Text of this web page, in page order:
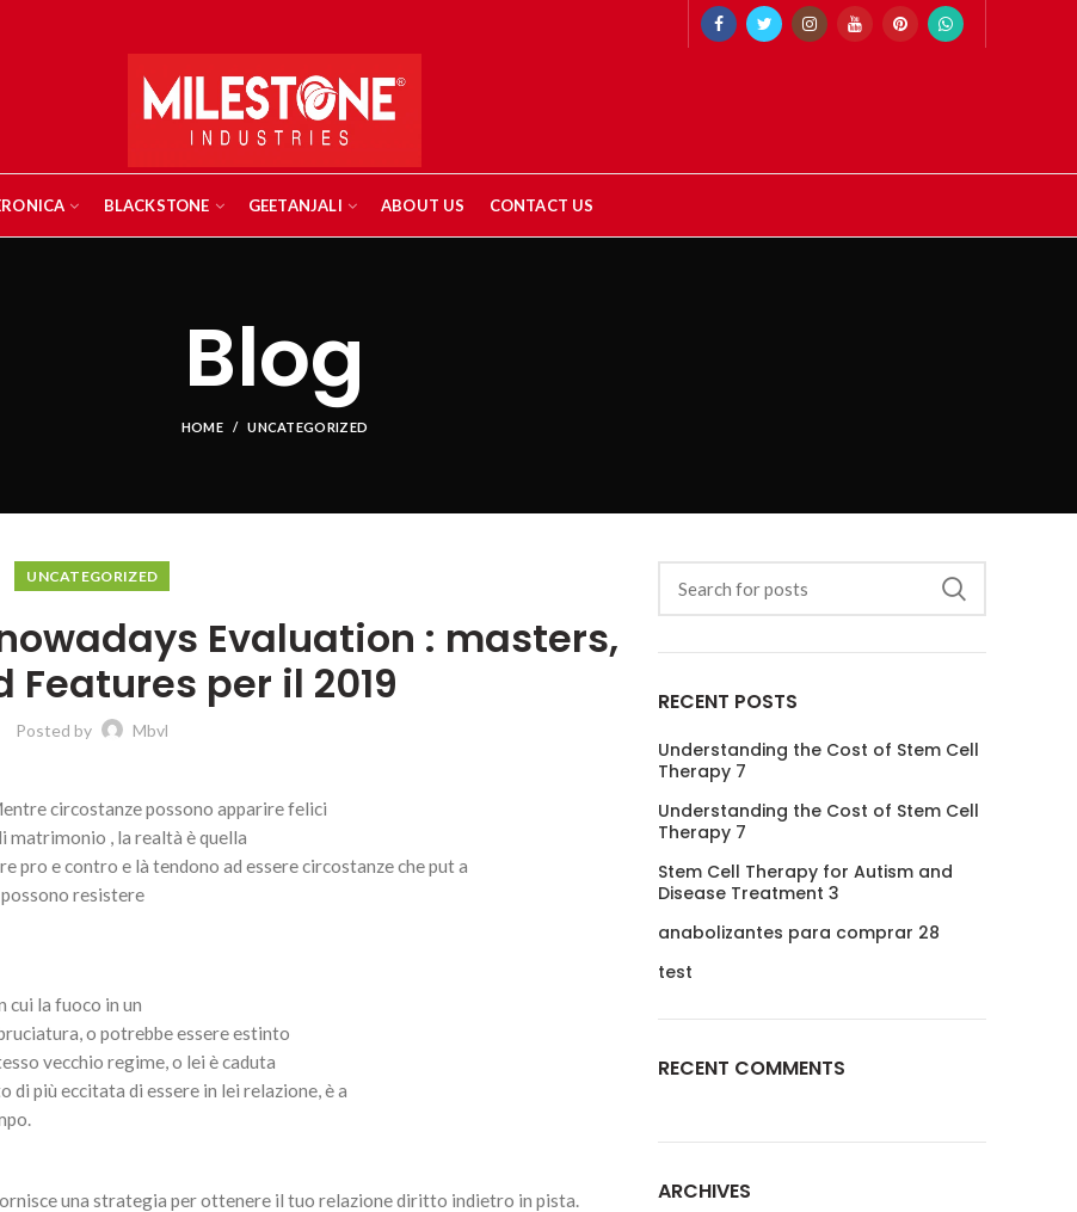
BLACKSTONE GEETANJALI ABOUT US CONTACT US
Blog
HOME UNCATEGORIZED
UNCATEGORIZED
Evaluation : masters,
Features per il 2019
Posted by Mbvl
circostanze possono apparire felici
matrimonio , la realtà è quella
e contro e là tendono ad essere circostanze che put a
resistere
la fuoco in un
o potrebbe essere estinto
vecchio regime, o lei è caduta
più eccitata di essere in lei relazione, è a
una strategia per ottenere il tuo relazione diritto indietro in pista.
RECENT POSTS
Understanding the Cost of Stem Cell
Therapy 7
Understanding the Cost of Stem Cell
Therapy 7
Stem Cell Therapy for Autism and
Disease Treatment 3
anabolizantes para comprar 28
test
RECENT COMMENTS
ARCHIVES